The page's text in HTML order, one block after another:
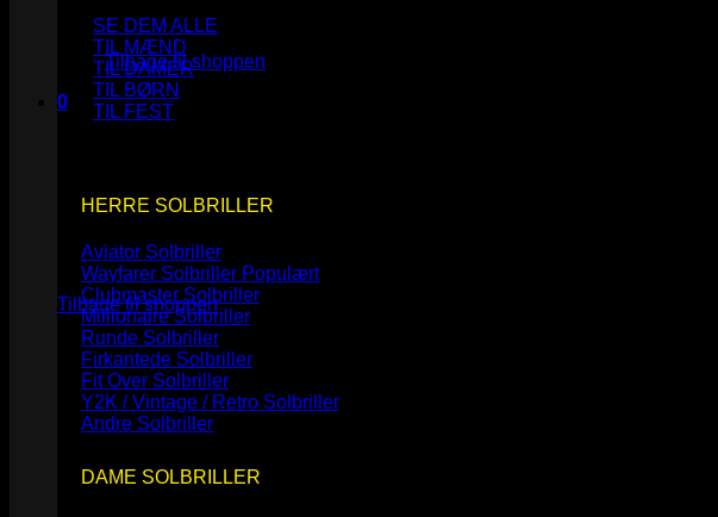
Ingen varer i kurven.
Tilbage til shoppen
0
Kurv
Ingen varer i kurven.
Tilbage til shoppen
SE DEM ALLE
TIL MÆND
TIL DAMER
TIL BØRN
TIL FEST
HERRE SOLBRILLER
Aviator Solbriller
Wayfarer Solbriller
Clubmaster Solbriller
Millionaire Solbriller
Runde Solbriller
Firkantede Solbriller
Fit Over Solbriller
Y2K / Vintage / Retro Solbriller
Andre Solbriller
DAME SOLBRILLER